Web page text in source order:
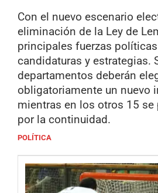
Con el nuevo escenario
eliminación de la Ley de
principales fuerzas
candidaturas y estrategias.
departamentos deberán
obligatoriamente un nuevo
mientras en los otros 15 se
por la continuidad.
POLÍTICA